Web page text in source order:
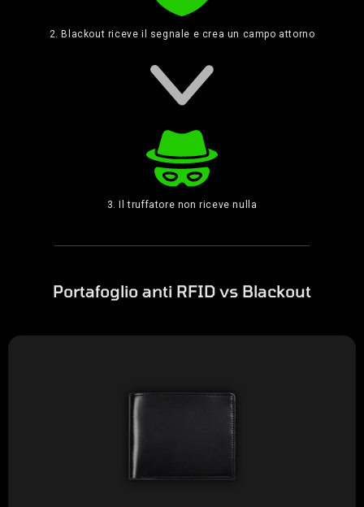
2. Blackout riceve il segnale e crea un campo attorno
3. Il truffatore non riceve nulla
Portafoglio anti RFID vs Blackout